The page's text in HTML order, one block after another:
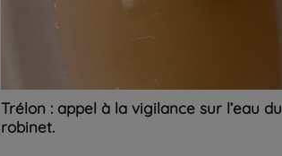
Trélon : appel à la vigilance sur l’eau du
robinet.